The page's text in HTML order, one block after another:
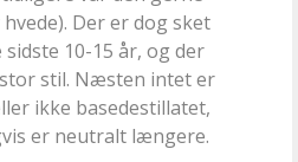
Der er dog sket
10-15 år, og der
stil. Næsten intet er
ikke basedestillatet,
er neutralt længere.